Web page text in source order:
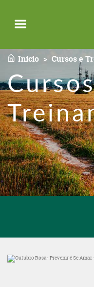
Início Cursos e